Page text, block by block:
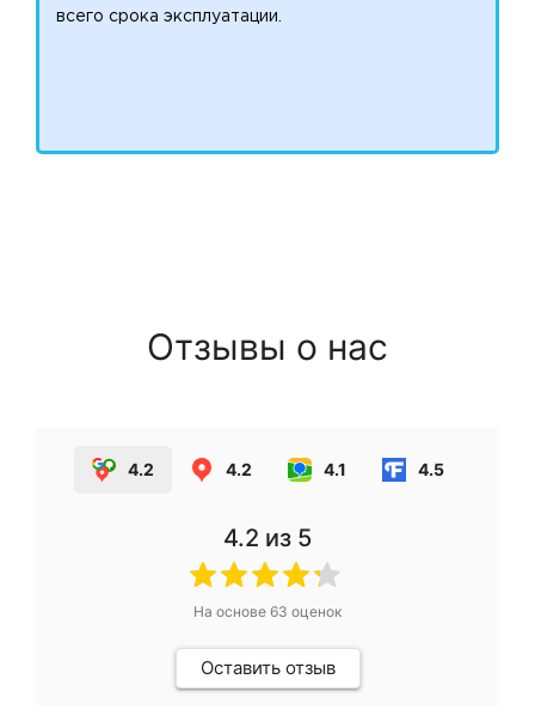
всего срока эксплуатации.
Отзывы о нас
4.2 4.2 4.1 4.5
4.2 из 5
На основе 63 оценок
Оставить отзыв